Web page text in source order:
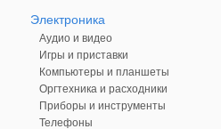
Электроника
Аудио и видео
Игры и приставки
Компьютеры и планшеты
Оргтехника и расходники
Приборы и инструменты
Телефоны